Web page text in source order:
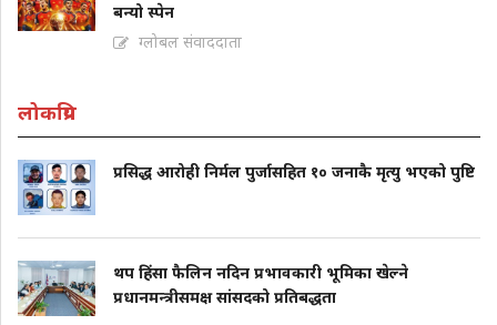
बन्यो स्पेन
ग्लोबल संवाददाता
लोकप्रिय
प्रसिद्ध आरोही निर्मल पुर्जासहित १० जनाकै मृत्यु भएको पुष्टि
थप हिंसा फैलिन नदिन प्रभावकारी भूमिका खेल्ने
प्रधानमन्त्रीसमक्ष सांसदको प्रतिबद्धता